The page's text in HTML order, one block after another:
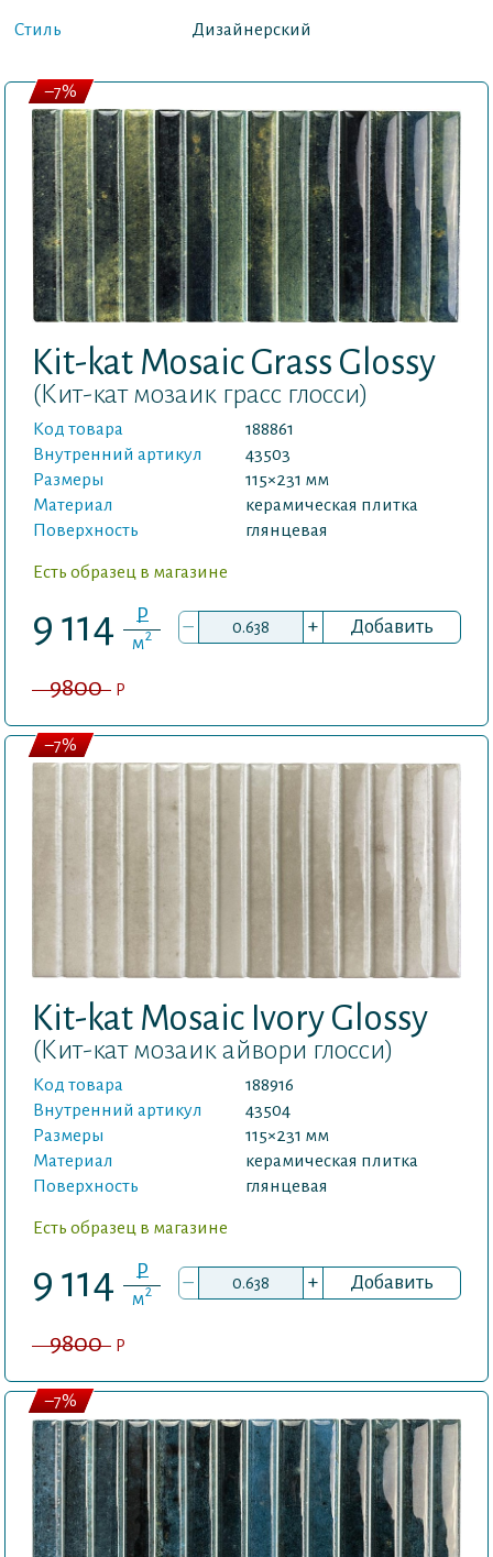
Стиль Дизайнерский
Kit-kat Mosaic Grass Glossy
(Кит-кат мозаик грасс глосси)
Код товара
188861
Внутренний артикул
43503
Размеры
115×231 мм
Материал
керамическая плитка
Поверхность
глянцевая
Есть образец в магазине
9 114 P
м2 – + Добавить
9800 P
–7%
Kit-kat Mosaic Ivory Glossy
(Кит-кат мозаик айвори глосси)
Код товара
188916
Внутренний артикул
43504
Размеры
115×231 мм
Материал
керамическая плитка
Поверхность
глянцевая
Есть образец в магазине
9 114 P
м2 – + Добавить
9800 P
–7%
–7%